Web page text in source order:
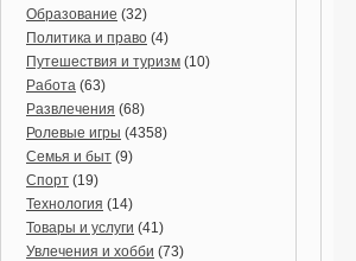
Образование (32)
Политика и право (4)
Путешествия и туризм (10)
Работа (63)
Развлечения (68)
Ролевые игры (4358)
Семья и быт (9)
Спорт (19)
Технология (14)
Товары и услуги (41)
Увлечения и хобби (73)